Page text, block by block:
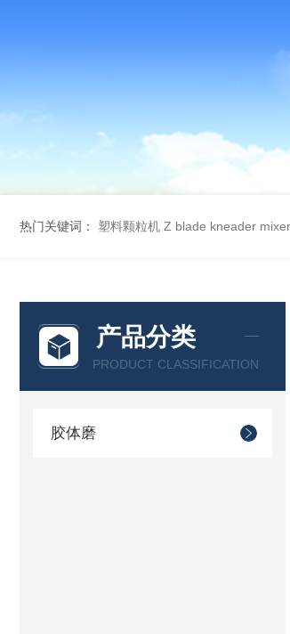
热门关键词： 塑料颗粒机 Z blade kneader
产品分类
PRODUCT CLASSIFICATION
胶体磨